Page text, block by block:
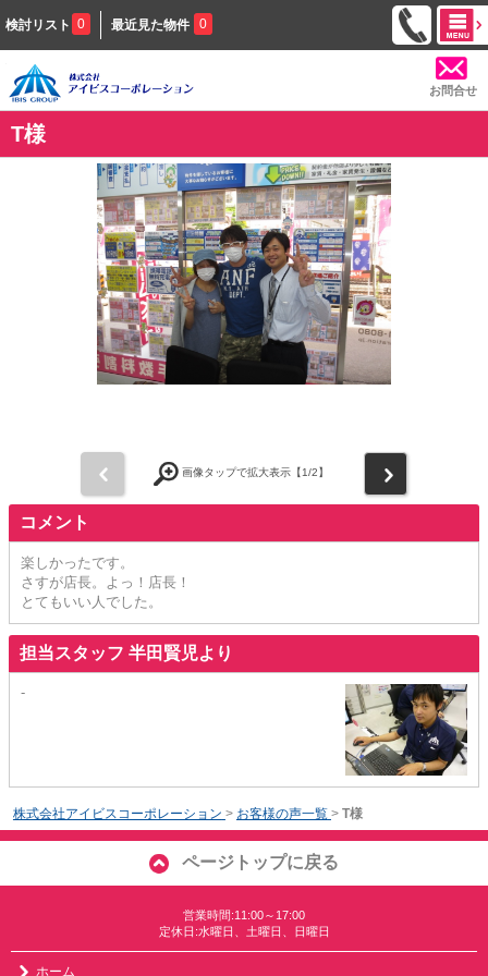
検討リスト 0 最近見た物件 0
お問合せ
T様
画像タップで拡大表示【1/2】
コメント
楽しかったです。
さすが店長。よっ！店長！
とてもいい人でした。
担当スタッフ 半田賢児より
-
株式会社アイビスコーポレーション > お客様の声一覧 > T様
ページトップに戻る
営業時間:11:00～17:00
定休日:水曜日、土曜日、日曜日
ホーム